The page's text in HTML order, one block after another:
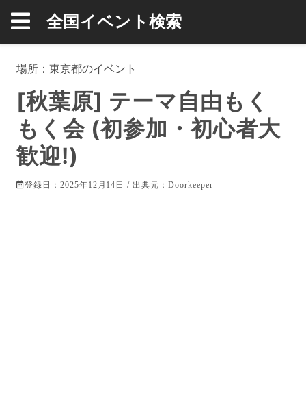
全国イベント検索
場所： 東京都のイベント
[秋葉原] テーマ自由もく
もく会 (初参加・初心者大
歓迎!)
登録日：2025年12月14日 / 出典元：Doorkeeper